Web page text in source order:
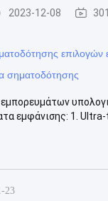
2023-12-08
επιλογών
σηματοδότησης
εμφάνισης: 1. Ultra-
23